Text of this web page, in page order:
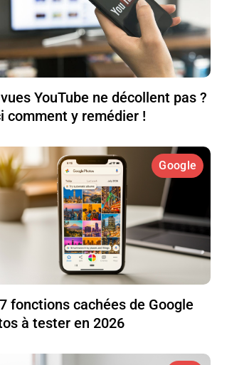
YouTube ne décollent pas ?
comment y remédier !
Google
fonctions cachées de Google
à tester en 2026